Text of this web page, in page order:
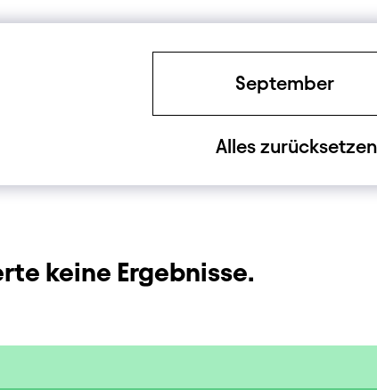
September
Alles zurücksetzen
keine Ergebnisse.